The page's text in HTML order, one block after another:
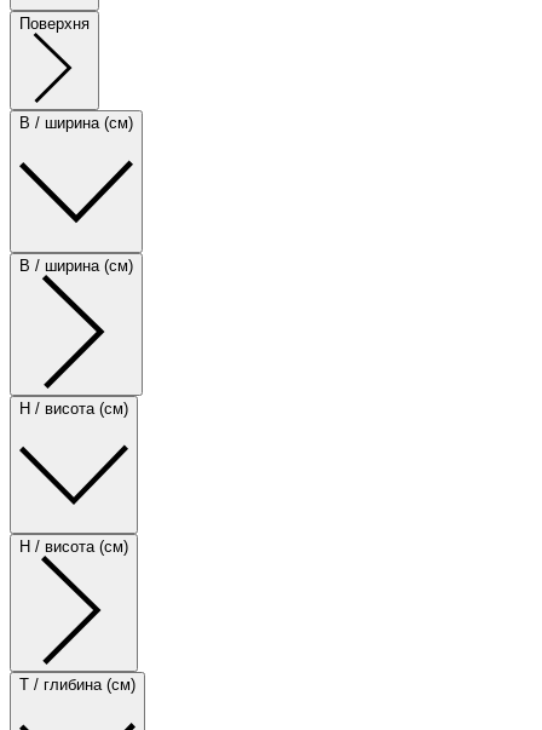
Поверхня
B / ширина (см)
B / ширина (см)
H / висота (см)
H / висота (см)
T / глибина (см)